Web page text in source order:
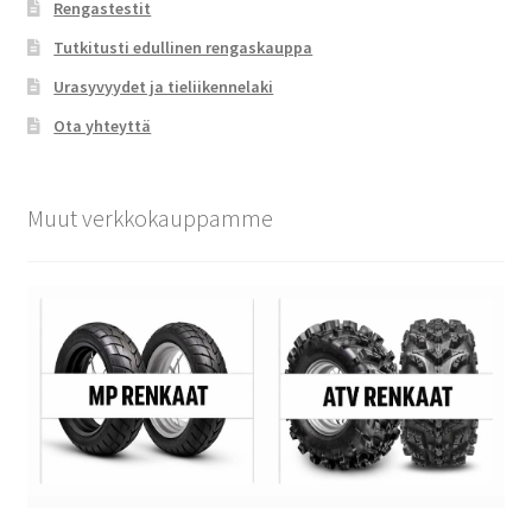
Rengastestit
Tutkitusti edullinen rengaskauppa
Urasyvyydet ja tieliikennelaki
Ota yhteyttä
Muut verkkokauppamme